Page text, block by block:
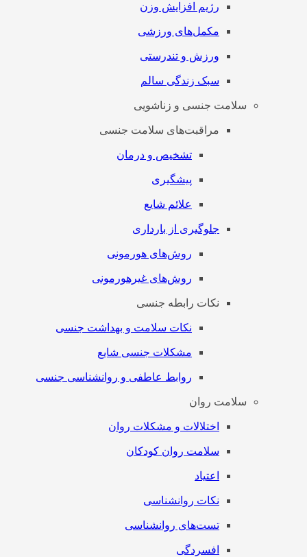
رژیم افزایش وزن
مکمل‌های ورزشی
ورزش و تندرستی
سبک زندگی سالم
سلامت جنسی و زناشویی
مراقبت‌های سلامت جنسی
تشخیص و درمان
پیشگیری
علائم شایع
جلوگیری از بارداری
روش‌های هورمونی
روش‌های غیرهورمونی
نکات رابطه جنسی
نکات سلامت و بهداشت جنسی
مشکلات جنسی شایع
روابط عاطفی و روانشناسی جنسی
سلامت روان
اختلالات و مشکلات روان
سلامت روان کودکان
اعتیاد
نکات روانشناسی
تست‌های روانشناسی
افسردگی